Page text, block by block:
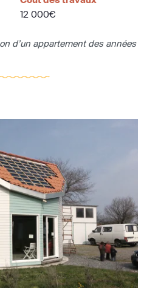
12 000€
d’un appartement des années